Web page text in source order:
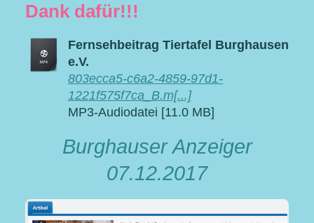
Dank dafür!!!
Fernsehbeitrag Tiertafel Burghausen
e.V.
803ecca5-c6a2-4859-97d1-
1221f575f7ca_B.m[...]
MP3-Audiodatei [11.0 MB]
Burghauser Anzeiger
07.12.2017